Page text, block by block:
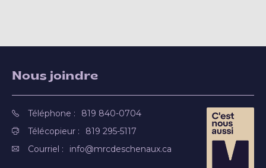
Nous joindre
Téléphone :
819 840-0704
Télécopieur :
819 295-5117
Courriel :
info@mrcdeschenaux.ca